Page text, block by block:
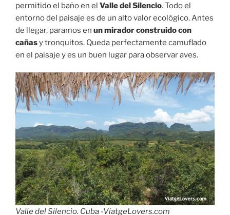
permitido el baño en el Valle del Silencio. Todo el
entorno del paisaje es de un alto valor ecológico. Antes
de llegar, paramos en un mirador construido con
cañasy tronquitos. Queda perfectamente camuflado
en el paisaje y es un buen lugar para observar aves.
Valle del Silencio. Cuba -ViatgeLovers.com